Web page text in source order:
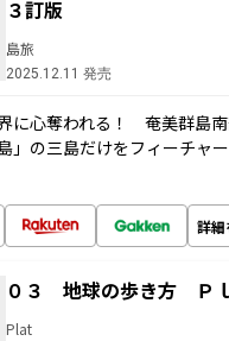
３訂版
島旅
2025.12.11 発売
に心奪われる！ 奄美群島南
」の三島だけをフィーチャ
詳細
０３ 地球の歩き方 Ｐ
Plat